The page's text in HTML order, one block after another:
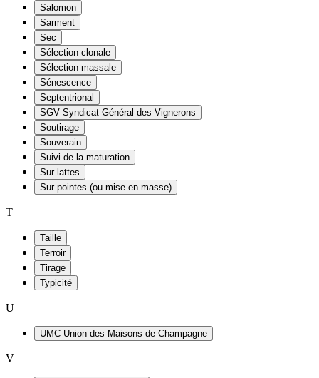
Salomon
Sarment
Sec
Sélection clonale
Sélection massale
Sénescence
Septentrional
SGV Syndicat Général des Vignerons
Soutirage
Souverain
Suivi de la maturation
Sur lattes
Sur pointes (ou mise en masse)
T
Taille
Terroir
Tirage
Typicité
U
UMC Union des Maisons de Champagne
V